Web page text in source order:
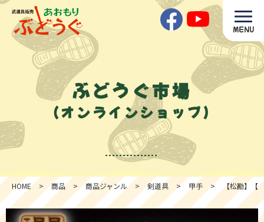
ぶどうぐ市場
（オンラインショップ）
HOME > 商品 > 商品ジャンル > 剣道具 > 甲手 > 【松勘】【
MENU